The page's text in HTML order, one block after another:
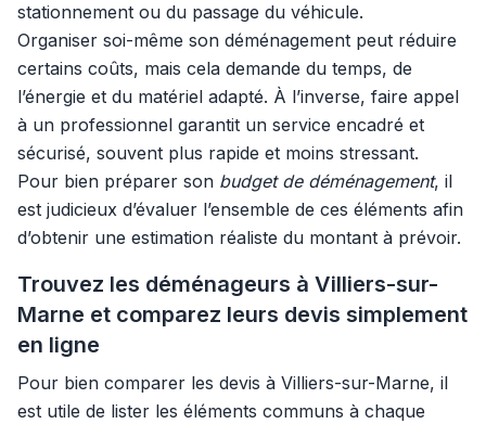
stationnement ou du passage du véhicule.
Organiser soi-même son déménagement peut réduire
certains coûts, mais cela demande du temps, de
l’énergie et du matériel adapté. À l’inverse, faire appel
à un professionnel garantit un service encadré et
sécurisé, souvent plus rapide et moins stressant.
Pour bien préparer son budget de déménagement, il
est judicieux d’évaluer l’ensemble de ces éléments afin
d’obtenir une estimation réaliste du montant à prévoir.
Trouvez les déménageurs à Villiers-sur-
Marne et comparez leurs devis simplement
en ligne
Pour bien comparer les devis à Villiers-sur-Marne, il
est utile de lister les éléments communs à chaque